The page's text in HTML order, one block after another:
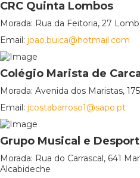
CRC Quinta Lombos
Morada: Rua da Feitoria, 27
Email: joao.buica@hotmail.com
Colégio Marista de
Morada: Avenida dos Maristas,
Email: jcostabarroso1@sapo.pt
Grupo Musical e
Morada: Rua do Carrascal, 641
Alcabideche